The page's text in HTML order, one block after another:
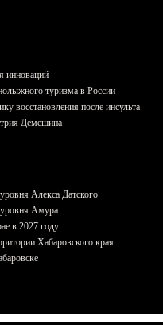
инноваций
туризма в России
восстановления после инсульта
Демешина
Алекса Датского
Амура
в 2027 году
Хабаровского края